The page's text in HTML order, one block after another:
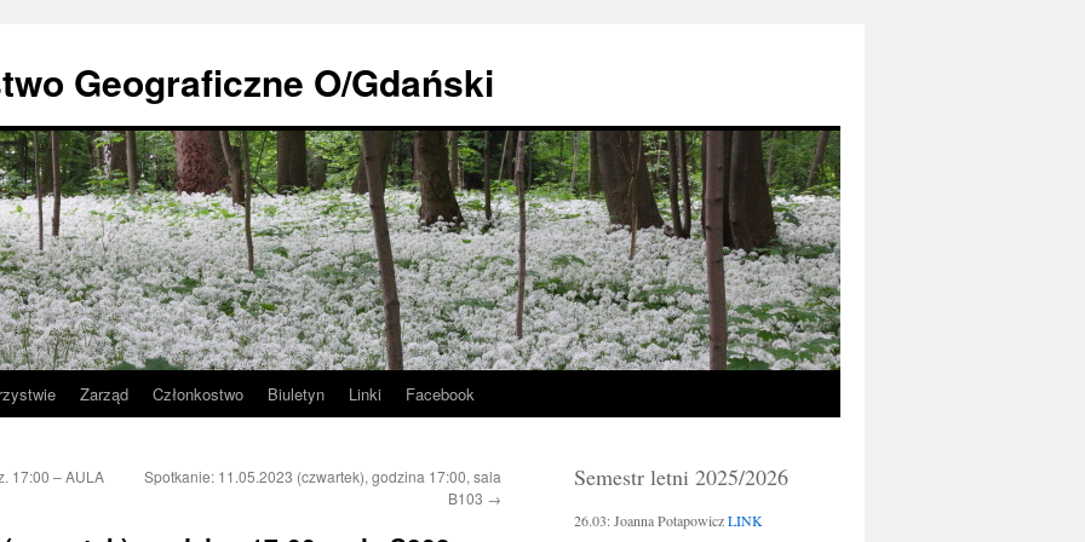
Geograficzne O/Gdański
Zarząd Członkostwo Biuletyn Linki Facebook
17:00 – AULA
Spotkanie: 11.05.2023 (czwartek), godzina 17:00, sala
B103 →
Semestr letni 2025/2026
26.03: Joanna PotapowiczLINK